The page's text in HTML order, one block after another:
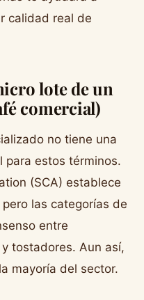
calidad real de
lote de un
comercial)
no tiene una
para estos términos.
(SCA) establece
las categorías de
entre
tostadores. Aun así,
mayoría del sector.